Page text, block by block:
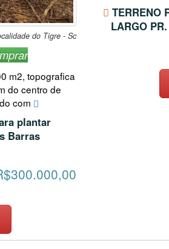
do Tigre - Sc
m2, topografica
do centro de
com
plantar
Barras
TERRENO
LARGO